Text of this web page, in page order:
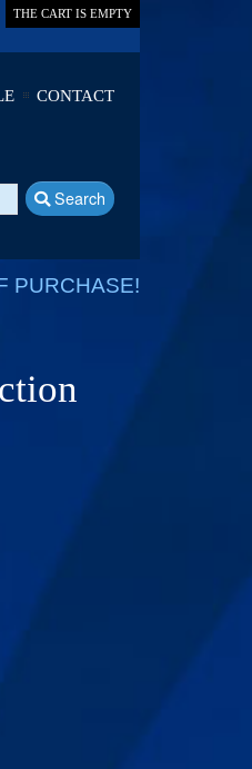
THE CART IS EMPTY
CONTACT
Search
PURCHASE!